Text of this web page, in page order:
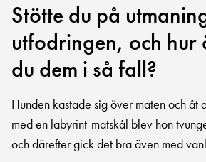
Stötte du på
utfodringen, och hur
du dem i så fall?
Hunden kastade sig över maten och åt
med en labyrint-matskål blev hon
och därefter gick det bra även med